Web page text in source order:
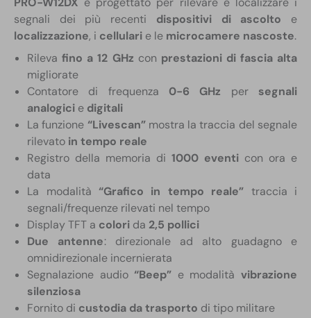
segnali dei più recenti dispositivi di ascolto e
localizzazione, i cellulari e le microcamere nascoste.
Rilevafino a 12 GHz con prestazioni di fascia alta
migliorate
Contatore di frequenza 0-6 GHz per segnali
analogici e digitali
La funzione “Livescan”mostra la traccia del segnale
rilevato in tempo reale
Registro della memoria di1000 eventi con ora e
data
La modalità “Grafico in tempo reale” traccia i
segnali/frequenze rilevati nel tempo
Display TFT a colori da 2,5 pollici
Due antenne: direzionale ad alto guadagno e
omnidirezionale incernierata
Segnalazione audio“Beep” e modalità vibrazione
silenziosa
Fornito di custodia da trasporto di tipo militare